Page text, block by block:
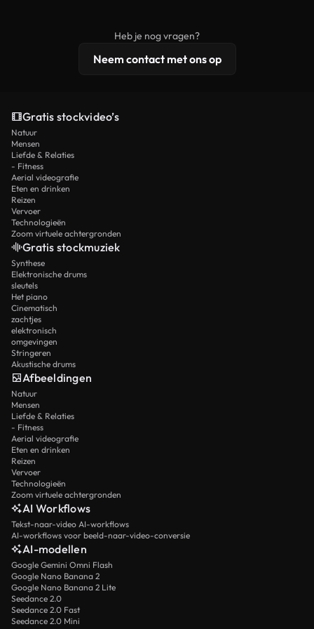
licentiebescherming omvat.
Heb je nog vragen?
Neem contact met ons op
Gratis stockvideo’s
Natuur
Mensen
Liefde & Relaties
- Fitness
Aerial videografie
Eten en drinken
Reizen
Vervoer
Technologieën
Zoom virtuele achtergronden
Gratis stockmuziek
Synthese
Elektronische drums
sleutels
Het piano
Cinematisch
zachtjes
elektronisch
omgevingen
Stringeren
Akustische drums
Afbeeldingen
Natuur
Mensen
Liefde & Relaties
- Fitness
Aerial videografie
Eten en drinken
Reizen
Vervoer
Technologieën
Zoom virtuele achtergronden
AI Workflows
Tekst-naar-video AI-workflows
AI-workflows voor beeld-naar-video-conversie
AI-modellen
Google Gemini Omni Flash
Google Nano Banana 2
Google Nano Banana 2 Lite
Seedance 2.0
Seedance 2.0 Fast
Seedance 2.0 Mini